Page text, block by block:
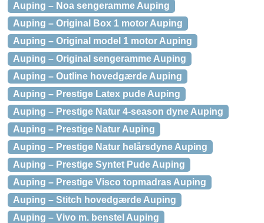
Auping – Noa sengeramme Auping
Auping – Original Box 1 motor Auping
Auping – Original model 1 motor Auping
Auping – Original sengeramme Auping
Auping – Outline hovedgærde Auping
Auping – Prestige Latex pude Auping
Auping – Prestige Natur 4-season dyne Auping
Auping – Prestige Natur Auping
Auping – Prestige Natur helårsdyne Auping
Auping – Prestige Syntet Pude Auping
Auping – Prestige Visco topmadras Auping
Auping – Stitch hovedgærde Auping
Auping – Vivo m. benstel Auping